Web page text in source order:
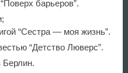
барьеров”.
“Сестра — моя жизнь”.
“Детство Люверс”.